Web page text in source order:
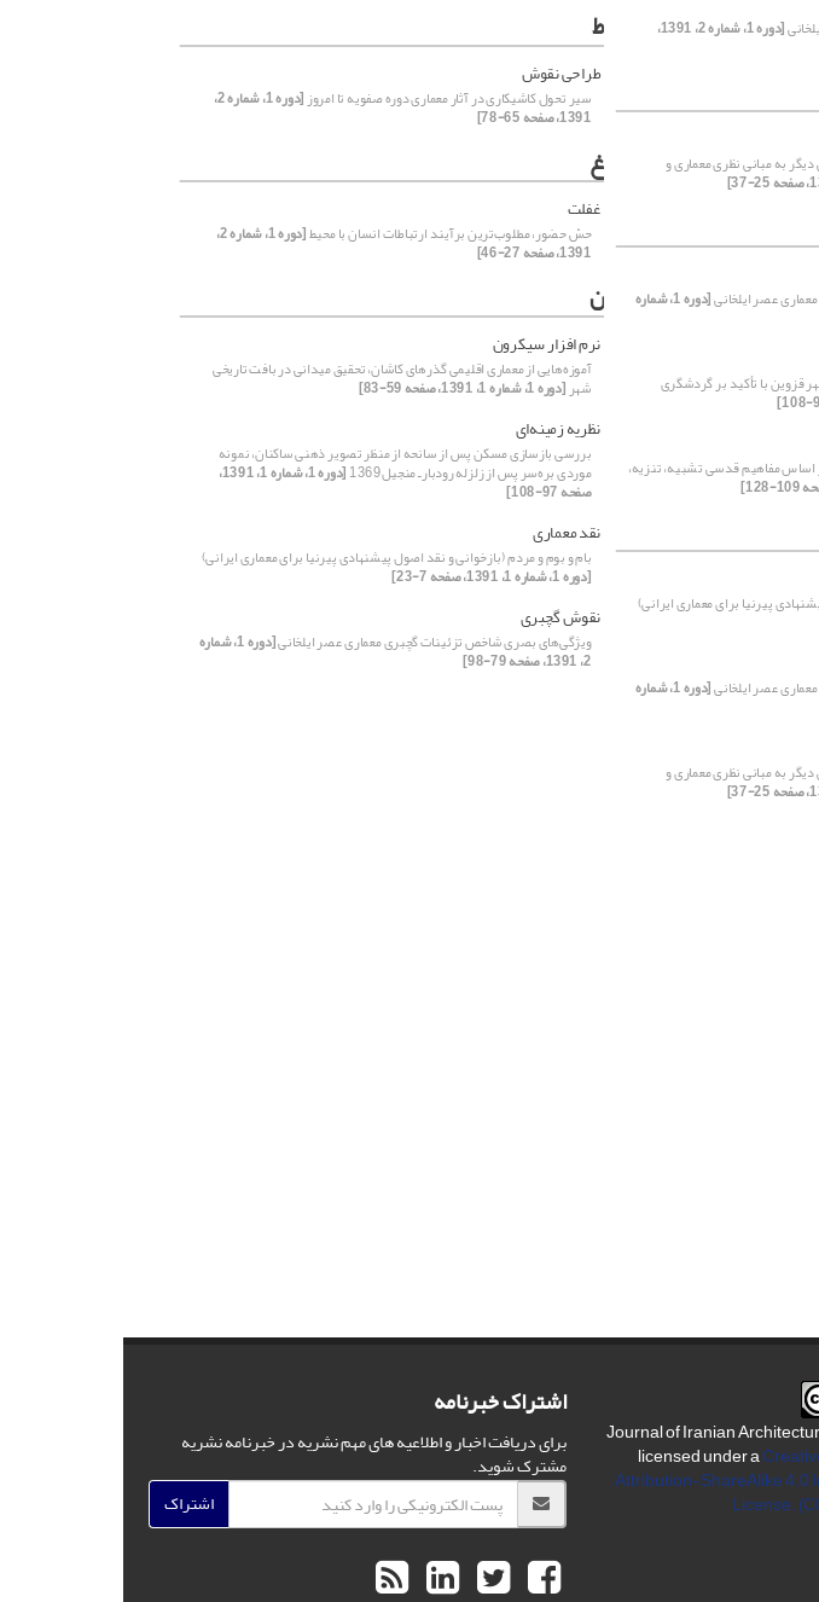
[دوره 1، شماره 2، 1391، ط
طراحی نقوش
سیر تحول کاشیکاری در آثار معماری دوره صفویه تا امروز [دوره 1، شماره 2،
1391، صفحه 65-78]
به مبانی نظری معماری و غ
غفلت
حسّ حضور، مطلوب‌ترین برآیند ارتباطات انسان با محیط [دوره 1، شماره 2،
1391، صفحه 27-46]
عصر ایلخانی [دوره 1، شماره
قزوین با تأکید بر گردشگری
اساس مفاهیم قدسی تشبیه، تنزیه،
ن
نرم افزار سیکرون
آموزه‌هایی از معماری اقلیمی گذرهای کاشان، تحقیق میدانی در بافت تاریخی
شهر[دوره 1، شماره 1، 1391، صفحه 59-83]
نظریه زمینه‌ای
بررسی بازسازی مسکن پس از سانحه از منظر تصویر ذهنی ساکنان، نمونه
موردی بره‌سر پس از زلزله رودبارـ منجیل1369 [دوره 1، شماره 1، 1391،
صفحه 97-108]
نقد معماری
بام و بوم و مردم (بازخوانی و نقد اصول پیشنهادی پیرنیا برای معماری ایرانی)
[دوره 1، شماره 1، 1391، صفحه 7-23]
نقوش گچبری
ویژگی‌های بصری شاخص تزئینات گچبری‌ معماری عصر ایلخانی [دوره 1، شماره
2، 1391، صفحه 79-98]
پیرنیا برای معماری ایرانی)
عصر ایلخانی [دوره 1، شماره
به مبانی نظری معماری و
Journal of Iranian
licensed under a
Attribution-ShareAlike 4.0
License.
اشتراک خبرنامه
برای دریافت اخبار و اطلاعیه های مهم نشریه در خبرنامه نشریه
مشترک شوید.
اشتراک